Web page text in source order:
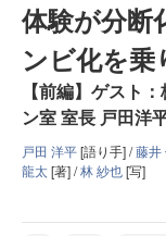
体験が分
ンビ化を乗
【前編】ゲスト
ン室 室長 戸田洋
戸田 洋平[語り手] /藤井
龍太[著] /林 紗也[写]